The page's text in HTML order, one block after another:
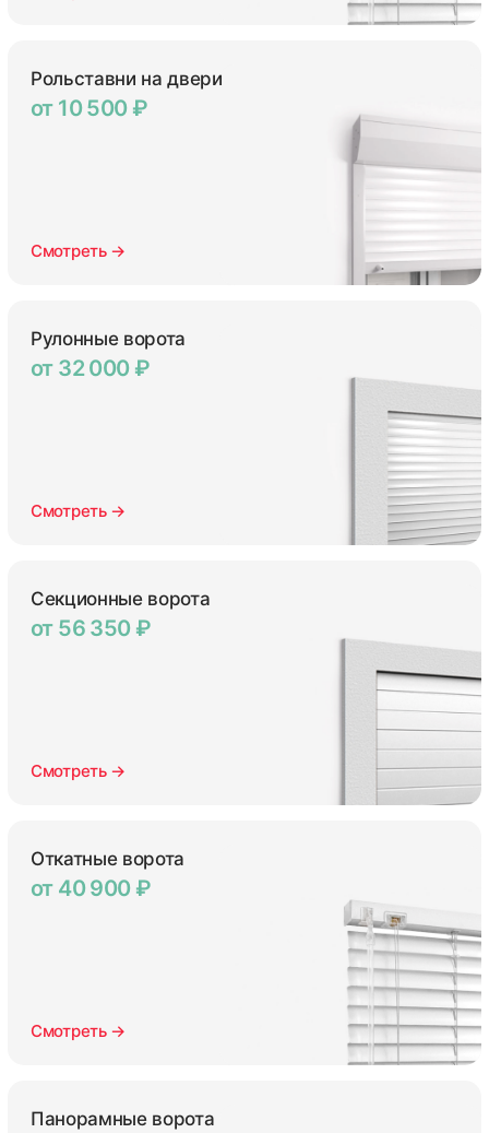
Рольставни на двери
от 10 500 ₽
Смотреть →
Рулонные ворота
от 32 000 ₽
Смотреть →
Секционные ворота
от 56 350 ₽
Смотреть →
Откатные ворота
от 40 900 ₽
Смотреть →
Панорамные ворота